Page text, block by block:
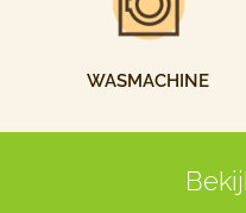
WASMACHINE